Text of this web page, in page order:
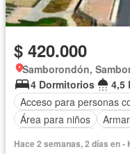
$ 420.000
Samborondón,
4 Dormitorios
4,5
Acceso para personas
Área para niños
Hace 2 semanas, 2 días en -